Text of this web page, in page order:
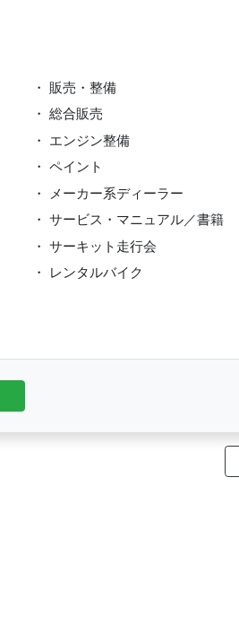
・ 販売・整備
・ 総合販売
・ エンジン整備
・ ペイント
・ メーカー系ディーラー
・ サービス・マニュアル／書籍
・ サーキット走行会
・ レンタルバイク